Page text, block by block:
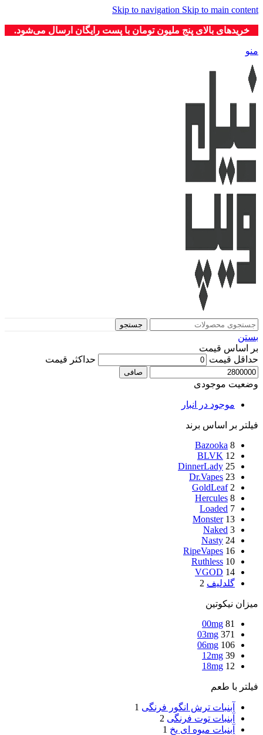
Skip to navigation Skip to main content
خریدهای بالای پنج ملیون تومان با پست رایگان ارسال می‌شود.
منو
جستجو
بستن
بر اساس قیمت
حداقل قیمت
حداكثر قيمت
صافی
وضعیت موجودی
موجود در انبار
فیلتر بر اساس برند
Bazooka 8
BLVK 12
DinnerLady 25
Dr.Vapes 23
GoldLeaf 2
Hercules 8
Loaded 7
Monster 13
Naked 3
Nasty 24
RipeVapes 16
Ruthless 10
VGOD 14
گلدلیف 2
میزان نیکوتین
00mg 81
03mg 371
06mg 106
12mg 39
18mg 12
فیلتر با طعم
آبنبات ترش انگور فرنگی 1
آبنبات توت فرنگی 2
آبنبات میوه ای یخ 1